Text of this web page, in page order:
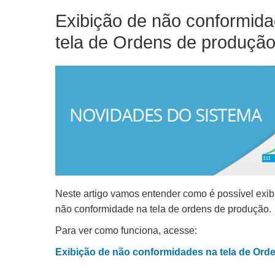
Exibição de não
tela de Ordens de produção
Neste artigo vamos entender como é possível
não conformidade na tela de ordens de produção.
Para ver como funciona, acesse:
Exibição de não conformidades na tela de